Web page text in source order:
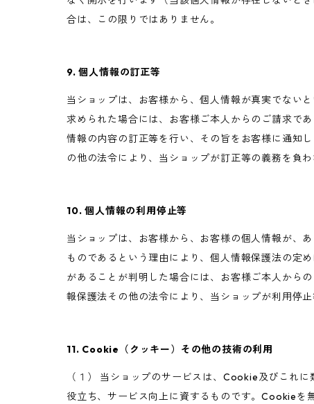
合は、この限りではありません。
9. 個人情報の訂正等
当ショップは、お客様から、個人情報が真実でない
求められた場合には、お客様ご本人からのご請求で
情報の内容の訂正等を行い、その旨をお客様に通知
の他の法令により、当ショップが訂正等の義務を負
10. 個人情報の利用停止等
当ショップは、お客様から、お客様の個人情報が、
ものであるという理由により、個人情報保護法の定
があることが判明した場合には、お客様ご本人から
報保護法その他の法令により、当ショップが利用停
11. Cookie（クッキー）その他の技術の利用
（１） 当ショップのサービスは、Cookie及びこれ
役立ち、サービス向上に資するものです。Cookieを